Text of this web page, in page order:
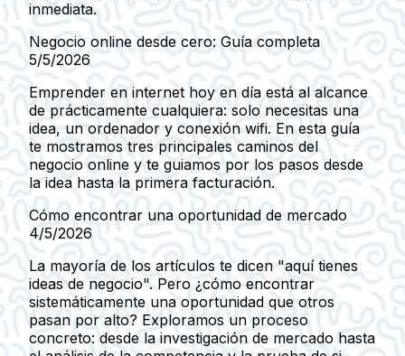
inmediata.
Negocio online desde cero: Guía completa
5/5/2026
Emprender en internet hoy en día está al alcance
de prácticamente cualquiera: solo necesitas una
idea, un ordenador y conexión wifi. En esta guía
te mostramos tres principales caminos del
negocio online y te guiamos por los pasos desde
la idea hasta la primera facturación.
Cómo encontrar una oportunidad de mercado
4/5/2026
La mayoría de los artículos te dicen "aquí tienes
ideas de negocio". Pero ¿cómo encontrar
sistemáticamente una oportunidad que otros
pasan por alto? Exploramos un proceso
concreto: desde la investigación de mercado hasta